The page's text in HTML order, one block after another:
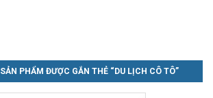
SẢN PHẨM ĐƯỢC GẮN THẺ “DU LỊCH CÔ TÔ”